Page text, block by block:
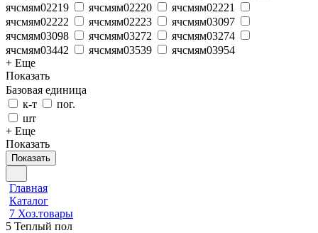
ячсмям02219
ячсмям02220
ячсмям02221
ячсмям02222
ячсмям02223
ячсмям03097
ячсмям03098
ячсмям03272
ячсмям03274
ячсмям03442
ячсмям03539
ячсмям03954
+ Еще
Показать
Базовая единица
к-т
пог.
шт
+ Еще
Показать
Показать
Главная
Каталог
7 Хоз.товары
5 Теплый пол